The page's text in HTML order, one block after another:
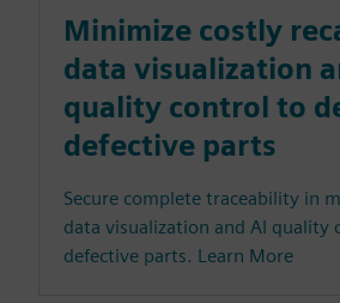
Minimize costly
data visualization
quality control to
defective parts
Secure complete traceability in
data visualization and AI quality
defective parts. Learn More